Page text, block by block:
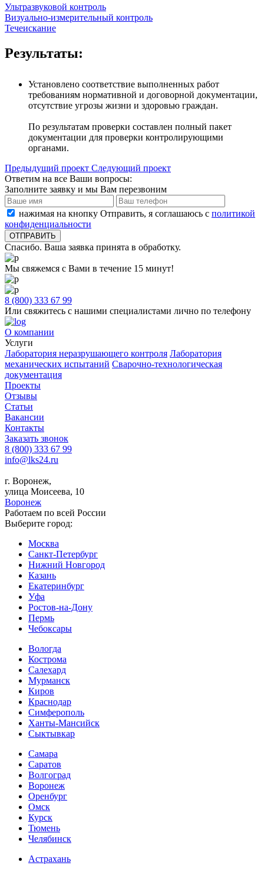
Ультразвуковой контроль
Визуально-измерительный контроль
Течеискание
Результаты:
Установлено соответствие выполненных работ
требованиям нормативной и договорной документации,
отсутствие угрозы жизни и здоровью граждан.
По результатам проверки составлен полный пакет
документации для проверки контролирующими
органами.
Предыдущий проект Следующий проект
Ответим на все Ваши вопросы:
Заполните заявку и мы Вам перезвоним
нажимая на кнопку Отправить, я соглашаюсь с политикой
конфиденциальности
Спасибо. Ваша заявка принята в обработку.
Мы свяжемся с Вами в течение 15 минут!
8 (800) 333 67 99
Или свяжитесь с нашими специалистами лично по телефону
О компании
Услуги
Лаборатория неразрушающего контроля Лаборатория
механических испытаний Сварочно-технологическая
документация
Проекты
Отзывы
Статьи
Вакансии
Контакты
Заказать звонок
8 (800) 333 67 99
info@lks24.ru
г. Воронеж,
улица Моисеева, 10
Воронеж
Работаем по всей России
Выберите город:
Москва
Санкт-Петербург
Нижний Новгород
Казань
Екатеринбург
Уфа
Ростов-на-Дону
Пермь
Чебоксары
Вологда
Кострома
Салехард
Мурманск
Киров
Краснодар
Симферополь
Ханты-Мансийск
Сыктывкар
Самара
Саратов
Волгоград
Воронеж
Оренбург
Омск
Курск
Тюмень
Челябинск
Астрахань